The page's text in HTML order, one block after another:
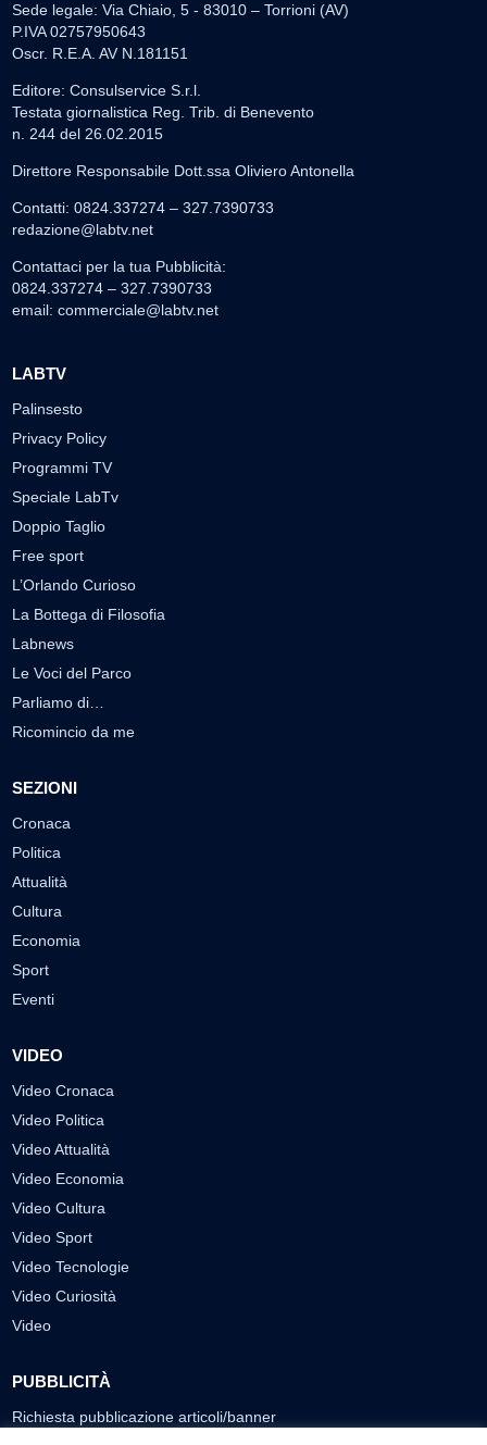
Sede legale: Via Chiaio, 5 - 83010 – Torrioni (AV)
P.IVA 02757950643
Oscr. R.E.A. AV N.181151
Editore: Consulservice S.r.l.
Testata giornalistica Reg. Trib. di Benevento
n. 244 del 26.02.2015
Direttore Responsabile Dott.ssa Oliviero Antonella
Contatti: 0824.337274 – 327.7390733
redazione@labtv.net
Contattaci per la tua Pubblicità:
0824.337274 – 327.7390733
email: commerciale@labtv.net
LABTV
Palinsesto
Privacy Policy
Programmi TV
Speciale LabTv
Doppio Taglio
Free sport
L’Orlando Curioso
La Bottega di Filosofia
Labnews
Le Voci del Parco
Parliamo di…
Ricomincio da me
SEZIONI
Cronaca
Politica
Attualità
Cultura
Economia
Sport
Eventi
VIDEO
Video Cronaca
Video Politica
Video Attualità
Video Economia
Video Cultura
Video Sport
Video Tecnologie
Video Curiosità
Video
PUBBLICITÀ
Richiesta pubblicazione articoli/banner